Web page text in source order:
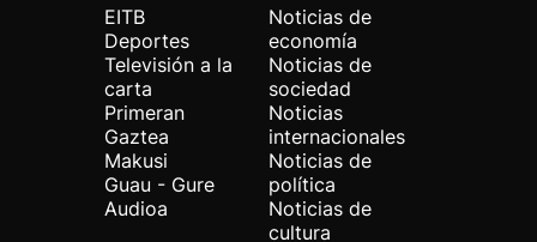
EITB
Deportes
Televisión a la
carta
Primeran
Gaztea
Makusi
Guau - Gure
Audioa
Noticias de
economía
Noticias de
sociedad
Noticias
internacionales
Noticias de
política
Noticias de
cultura